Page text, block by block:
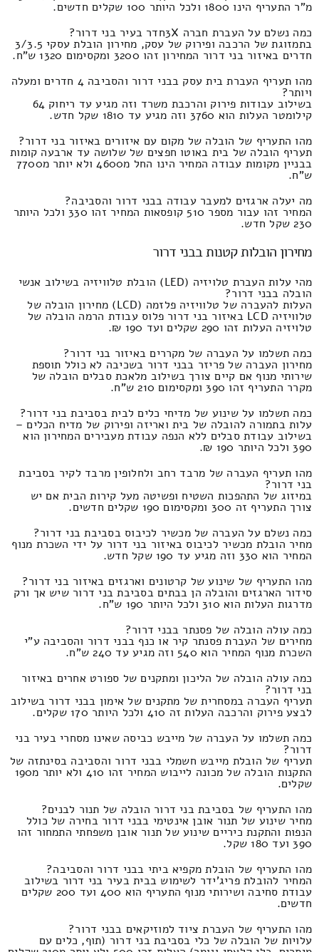
מ"ר התעריף הינו 1800 ולכל היותר 100 שקלים חדשים.
כמה נשלם על העברת חברה 3Xחדר בעיר בני דרור?
בתמזוגת של הרכבה ופירוק של עסק, מחירון הובלת עסקי 3/3.5
חדרים באיזור בני דרור המחירון זהו 3200 ומקסימום 1320 ש"ח.
מהו תעריף העברת בית עסק בבני דרור והסביבה 4 חדרים ומעלה
ויותר?
בשילוב עבודות פירוק והרכבת משרד וזה מגיע עד ריחוק 64
קילומטר העלות הוא 3760 וזה מגיע עד 1810 שקל חדש.
מהו התעריף של הובלה של מקום עם איזורים באיזור בני דרור?
תעריף הובלה של בית באוטו חפצים של שלושה עד ארבעה קומות
בבניין מקומות עבודה המחיר הינו החל מ4600 ולא יותר מ7700
ש"ח.
מה יעלה ארגזים למעבר עבודה בבני דרור והסביבה?
המחיר זהו עבור מספר 510 קופסאות המחיר זהו 330 ולכל היותר
230 שקל חדש.
מחירון הובלות קטנות בבני דרור
מהי עלות העברת טלויזיה (LED) הובלת טלוויזיה בשילוב אנשי
הובלה בבני דרור?
העלות להעברה של טלוויזיה פלזמה (LCD) מחירון הובלה של
טלוויזיה LCD באיזור בני דרור פלוס עבודת הרמה הובלה של
טלויזיה העלות זהו 290 שקלים ועד 190 ₪.
כמה תשלמו על העברה של מקררים באיזור בני דרור?
מחירון העברה של פריזר בבני דרור בשכיבה לא כולל תוספת
שירותי מנוף אם קיים צורך בשילוב מלאכת סבלים הובלה של
מקרר התעריף זהו 390 ומקסימום 210 ש"ח.
כמה תשלמו על שינוע של מדיחי כלים לבית בסביבת בני דרור?
עלות בתמורה להובלה של בית ואריזה ופירוק של מדיח הכלים –
בשילוב עבודת סבלים ללא הנפה עבודת מעבירים המחירון הוא
390 ולכל היותר 190 ₪.
מהו תעריף העברה של מרבד רחב ולחלופין מרבד לקיר בסביבת
בני דרור?
במיזוג של התהפכות השטיח ופשיטה מעל קירות הבית אם יש
צורך התעריף זה 300 ומקסימום 190 שקלים חדשים.
כמה נשלם על העברה של מכשיר לכיבוס בסביבת בני דרור?
מחיר הובלת מכשיר לכיבוס באיזור בני דרור על ידי השכרת מנוף
המחיר הוא 330 וזה מגיע עד 190 שקל חדש.
מהו התעריף של שינוע של קרטונים וארגזים באיזור בני דרור?
סידור הארגזים והובלה הן בבתים בסביבת בני דרור שיש אך ורק
מדרגות העלות הוא 310 ולכל היותר 190 ש"ח.
כמה עולה הובלה של פסנתר בבני דרור?
מחירים של העברת פסנתר קיר או כנף בבני דרור והסביבה ע"י
השכרת מנוף המחיר הוא 540 וזה מגיע עד 240 ש"ח.
כמה עולה הובלה של הליכון ומתקנים של ספורט אחרים באיזור
בני דרור?
תעריף העברה במסחרית של מתקנים של אימון בבני דרור בשילוב
לבצע פירוק והרכבה העלות זה 410 ולכל היותר 170 שקלים.
כמה תשלמו על העברה של מייבש כביסה שאינו מסחרי בעיר בני
דרור?
תעריף של הובלת מייבש חשמלי בבני דרור והסביבה בסינתזה של
התקנות הובלה של מכונה לייבוש המחיר זהו 410 ולא יותר מ190
שקלים.
מהו התעריף של בסביבת בני דרור הובלה של תנור לבנים?
מחיר שינוע של תנור אובן אינטימי בבני דרור בחירה של כולל
הנפות והתקנת כיריים שינוע של תנור אובן משפחתי התמחור זהו
390 ועד 180 שקל.
מהו התעריף של הובלת מקפיא ביתי בבני דרור והסביבה?
המחיר להובלת פריג'ידר לשימוש בבית בעיר בני דרור בשילוב
עבודת סחיבה ושירותי מנוף התעריף הוא 400 ועד 200 שקלים
חדשים.
מהו התעריף של העברת ציוד למוזיקאים בבני דרור?
עלויות של הובלה של כלי בסביבת בני דרור (תוף, כלים עם